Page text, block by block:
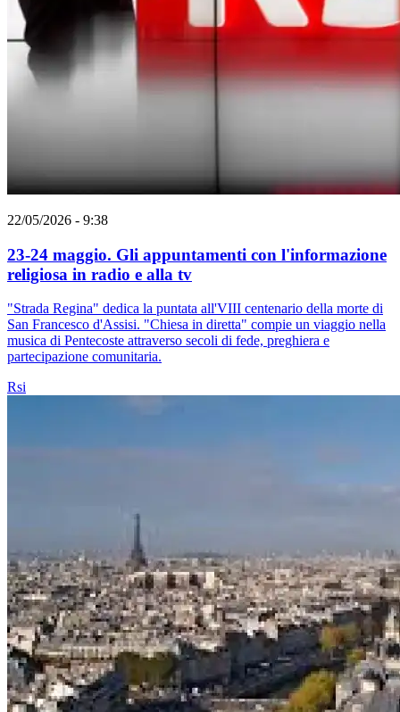
22/05/2026 - 9:38
23-24 maggio. Gli appuntamenti con l'informazione
religiosa in radio e alla tv
"Strada Regina" dedica la puntata all'VIII centenario della morte di
San Francesco d'Assisi. "Chiesa in diretta" compie un viaggio nella
musica di Pentecoste attraverso secoli di fede, preghiera e
partecipazione comunitaria.
Rsi